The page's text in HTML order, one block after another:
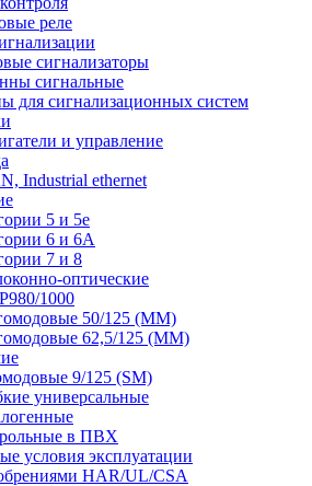
реле
сигнализаторы
сигнальные
для сигнализационных систем
и управление
Industrial ethernet
5 и 5е
6 и 6A
7 и 8
оптические
1000
50/125 (ММ)
62,5/125 (ММ)
9/125 (SM)
универсальные
в ПВХ
условия эксплуатации
HAR/UL/CSA